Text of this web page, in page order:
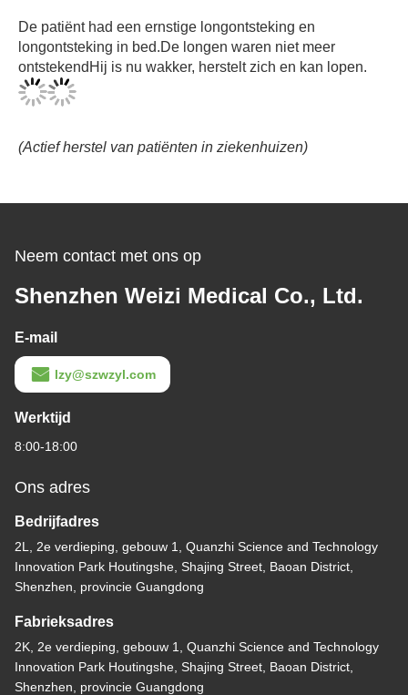
De patiënt had een ernstige longontsteking en
longontsteking in bed.De longen waren niet meer
ontstekendHij is nu wakker, herstelt zich en kan lopen.
(Actief herstel van patiënten in ziekenhuizen)
Neem contact met ons op
Shenzhen Weizi Medical Co., Ltd.
E-mail
lzy@szwzyl.com
Werktijd
8:00-18:00
Ons adres
Bedrijfadres
2L, 2e verdieping, gebouw 1, Quanzhi Science and Technology
Innovation Park Houtingshe, Shajing Street, Baoan District,
Shenzhen, provincie Guangdong
Fabrieksadres
2K, 2e verdieping, gebouw 1, Quanzhi Science and Technology
Innovation Park Houtingshe, Shajing Street, Baoan District,
Shenzhen, provincie Guangdong